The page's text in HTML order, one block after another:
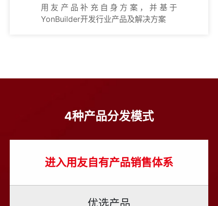
用友产品补充自身方案，并基于
YonBuilder开发行业产品及解决方案
4种产品分发模式
进入用友自有产品销售体系
优选产品